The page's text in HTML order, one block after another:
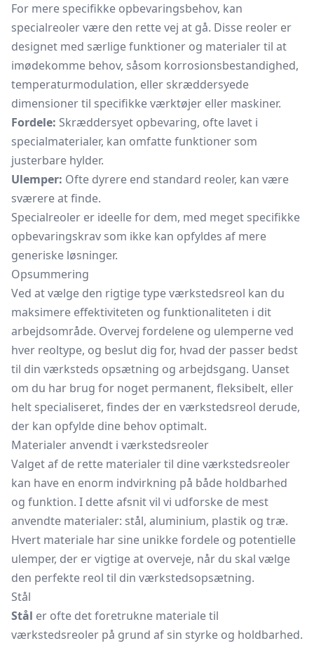
For mere specifikke opbevaringsbehov, kan
specialreoler være den rette vej at gå. Disse reoler er
designet med særlige funktioner og materialer til at
imødekomme behov, såsom korrosionsbestandighed,
temperaturmodulation, eller skræddersyede
dimensioner til specifikke værktøjer eller maskiner.
Fordele: Skræddersyet opbevaring, ofte lavet i
specialmaterialer, kan omfatte funktioner som
justerbare hylder.
Ulemper: Ofte dyrere end standard reoler, kan være
sværere at finde.
Specialreoler er ideelle for dem, med meget specifikke
opbevaringskrav som ikke kan opfyldes af mere
generiske løsninger.
Opsummering
Ved at vælge den rigtige type værkstedsreol kan du
maksimere effektiviteten og funktionaliteten i dit
arbejdsområde. Overvej fordelene og ulemperne ved
hver reoltype, og beslut dig for, hvad der passer bedst
til din værksteds opsætning og arbejdsgang. Uanset
om du har brug for noget permanent, fleksibelt, eller
helt specialiseret, findes der en værkstedsreol derude,
der kan opfylde dine behov optimalt.
Materialer anvendt i værkstedsreoler
Valget af de rette materialer til dine værkstedsreoler
kan have en enorm indvirkning på både holdbarhed
og funktion. I dette afsnit vil vi udforske de mest
anvendte materialer: stål, aluminium, plastik og træ.
Hvert materiale har sine unikke fordele og potentielle
ulemper, der er vigtige at overveje, når du skal vælge
den perfekte reol til din værkstedsopsætning.
Stål
Stål er ofte det foretrukne materiale til
værkstedsreoler på grund af sin styrke og holdbarhed.